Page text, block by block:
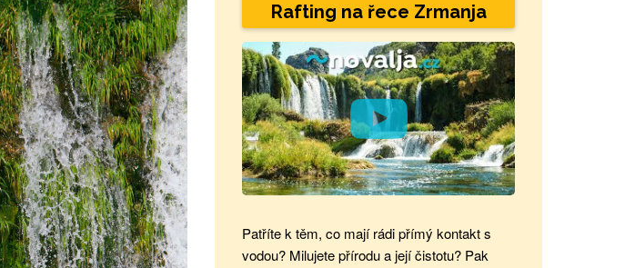
Rafting na řece Zrmanja
Patříte k těm, co mají rádi přímý kontakt s
vodou? Milujete přírodu a její čistotu? Pak